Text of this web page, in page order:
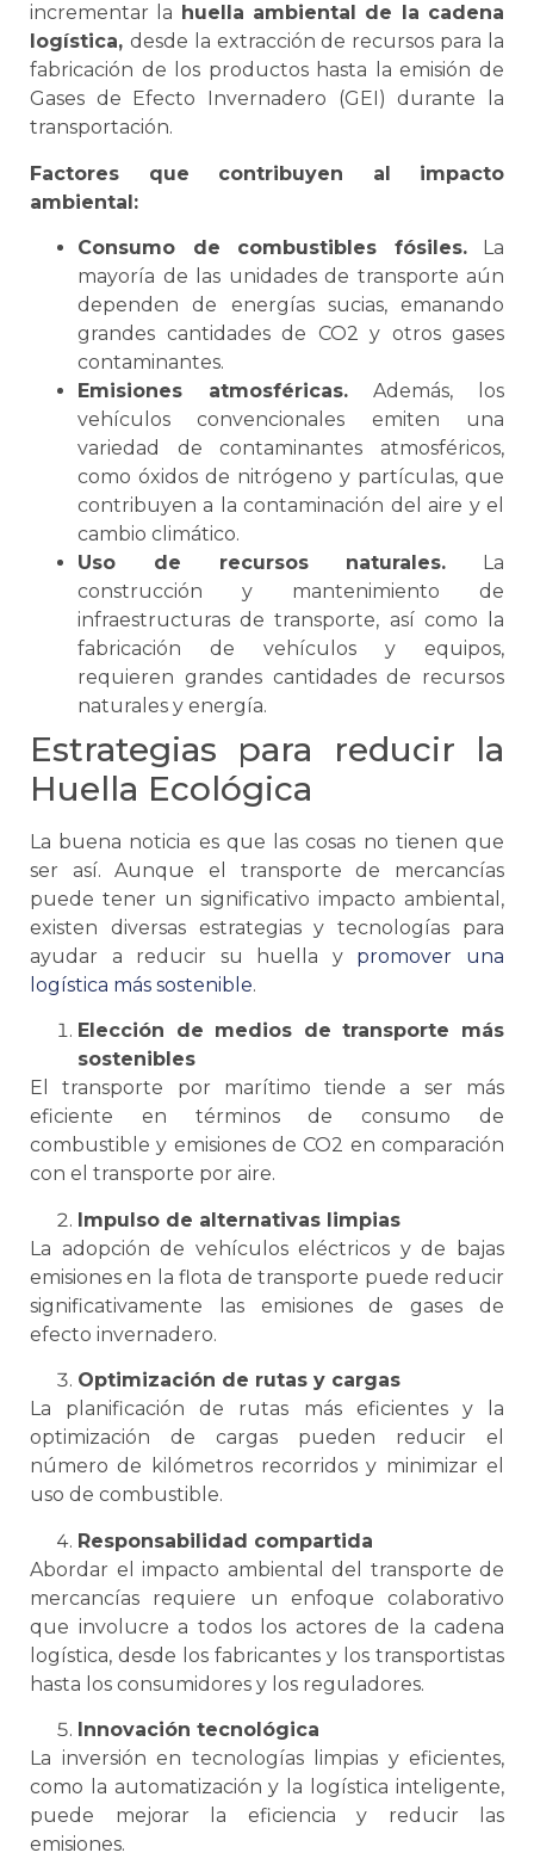
incrementar la huella ambiental de la cadena
logística, desde la extracción de recursos para la
fabricación de los productos hasta la emisión de
Gases de Efecto Invernadero (GEI) durante la
transportación.
Factores que contribuyen al impacto
ambiental:
Consumo de combustibles fósiles.La
mayoría de las unidades de transporte aún
dependen de energías sucias, emanando
grandes cantidades de CO2 y otros gases
contaminantes.
Emisiones atmosféricas.Además, los
vehículos convencionales emiten una
variedad de contaminantes atmosféricos,
como óxidos de nitrógeno y partículas, que
contribuyen a la contaminación del aire y el
cambio climático.
Uso de recursos naturales. La
construcción y mantenimiento de
infraestructuras de transporte, así como la
fabricación de vehículos y equipos,
requieren grandes cantidades de recursos
naturales y energía.
Estrategias para reducir la
Huella Ecológica
La buena noticia es que las cosas no tienen que
ser así. Aunque el transporte de mercancías
puede tener un significativo impacto ambiental,
existen diversas estrategias y tecnologías para
ayudar a reducir su huella y promover una
logística más sostenible.
Elección de medios de transporte más
sostenibles
El transporte por marítimo tiende a ser más
eficiente en términos de consumo de
combustible y emisiones de CO2 en comparación
con el transporte por aire.
Impulso de alternativas limpias
La adopción de vehículos eléctricos y de bajas
emisiones en la flota de transporte puede reducir
significativamente las emisiones de gases de
efecto invernadero.
Optimización de rutas y cargas
La planificación de rutas más eficientes y la
optimización de cargas pueden reducir el
número de kilómetros recorridos y minimizar el
uso de combustible.
Responsabilidad compartida
Abordar el impacto ambiental del transporte de
mercancías requiere un enfoque colaborativo
que involucre a todos los actores de la cadena
logística, desde los fabricantes y los transportistas
hasta los consumidores y los reguladores.
Innovación tecnológica
La inversión en tecnologías limpias y eficientes,
como la automatización y la
logística inteligente,
puede mejorar la eficiencia y reducir las
emisiones.